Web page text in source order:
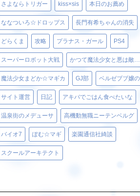
さよならトリガー kiss×sis 本日のお薦め
ななついろ☆ドロップス 長門有希ちゃんの消失
どらくま 攻略 プラナス・ガール PS4
スーパーロボット大戦 かつて魔法少女と悪は敵対していた。
魔法少女まどか☆マギカ GJ部
サイト運営 日記 アキバでごはん食べたいな
温泉街のメデューサ 高機動無職ニーテンベルグ
バイオ7 ぽむ☆マギ 楽園通信社綺談
スクールアーキテクト